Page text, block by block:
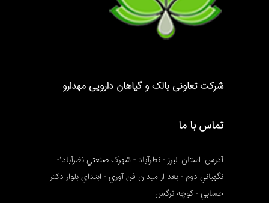
شرکت تعاونی بالک و گیاهان دارویی مهدارو
تماس با ما
آدرس: استان البرز - نظرآباد - شهرک صنعتي نظرآباد1-
نگهباني دوم - بعد از ميدان فن آوري - ابتداي بلوار دکتر
حسابي - کوچه نرگس